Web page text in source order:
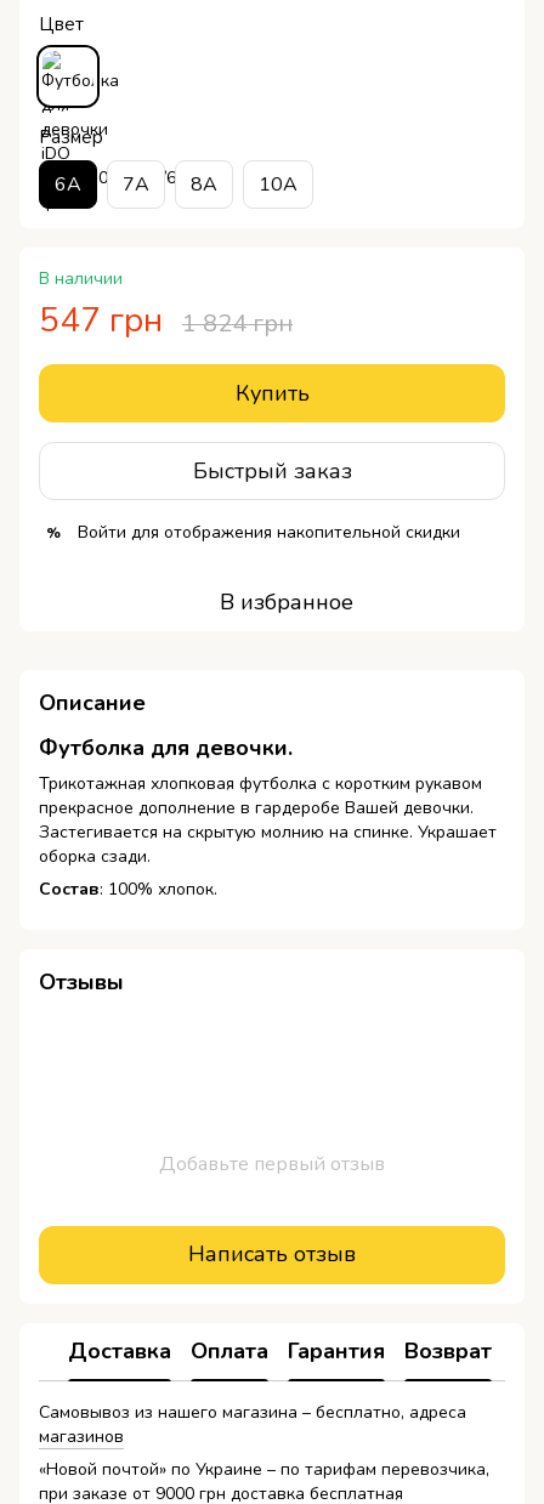
Цвет
Размер
6A 7A 8A 10A
В наличии
547 грн 1 824 грн
Купить
Быстрый заказ
% Войти для отображения накопительной скидки
В избранное
Описание
Футболка для девочки.
Трикотажная хлопковая футболка с коротким рукавом
прекрасное дополнение в гардеробе Вашей девочки.
Застегивается на скрытую молнию на спинке. Украшает
оборка сзади.
Состав: 100% хлопок.
Отзывы
Добавьте первый отзыв
Написать отзыв
Доставка Оплата Гарантия Возврат
Самовывоз из нашего магазина – бесплатно, адреса
магазинов
«Новой почтой» по Украине – по тарифам перевозчика,
при заказе от 9000 грн доставка бесплатная